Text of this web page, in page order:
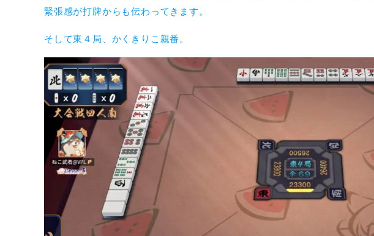
緊張感が打牌からも伝わってきます。
そして東４局、かくきりこ親番。